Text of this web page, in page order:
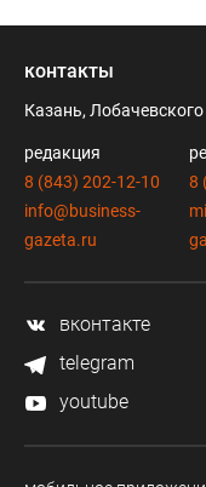
контакты
Казань, Лобачевского
редакция
8 (843) 202-12-10
info@business-
gazeta.ru
8
вконтакте
telegram
youtube